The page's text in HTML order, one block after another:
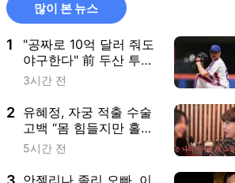
많이 본 뉴스
1
"공짜로 10억 달러 줘도
야구한다" 前 두산 투수
미친 열정, 한국 떠나 독
데…이래서 ML 복귀했
구나
3시간 전
2 유혜정, 자궁 적출 수술
고백 “몸 힘들지만 홀가
분해”(혜정규원)
5시간 전
안젤리나 졸리 오빠, 이